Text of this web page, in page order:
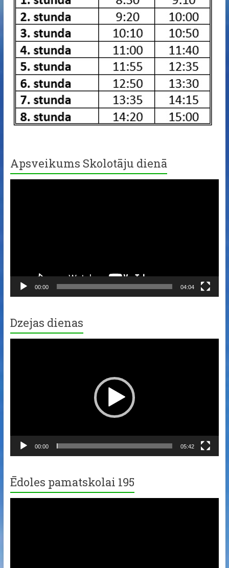
Apsveikums Skolotāju dienā
00:00 04:04
Dzejas dienas
00:00 05:42
Ēdoles pamatskolai 195